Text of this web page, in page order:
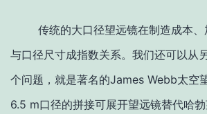
传统的大口径望远镜在制造成本
与口径尺寸成指数关系。我们还可以从
个问题，就是著名的James Webb太空
6.5 m口径的拼接可展开望远镜替代哈